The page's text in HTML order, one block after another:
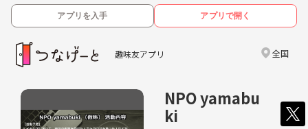
アプリを入手 アプリで開く
趣味友アプリ 全国
NPO yamabu
ki